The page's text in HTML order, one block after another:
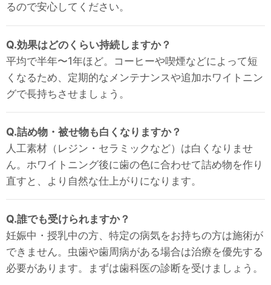
るので安心してください。
Q.効果はどのくらい持続しますか？
平均で半年〜1年ほど。コーヒーや喫煙などによって短
くなるため、定期的なメンテナンスや追加ホワイトニン
グで長持ちさせましょう。
Q.詰め物・被せ物も白くなりますか？
人工素材（レジン・セラミックなど）は白くなりませ
ん。ホワイトニング後に歯の色に合わせて詰め物を作り
直すと、より自然な仕上がりになります。
Q.誰でも受けられますか？
妊娠中・授乳中の方、特定の病気をお持ちの方は施術が
できません。虫歯や歯周病がある場合は治療を優先する
必要があります。まずは歯科医の診断を受けましょう。